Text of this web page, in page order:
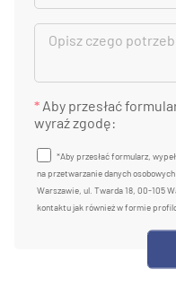
Opisz czego
* Aby przesłać
wyraź zgodę:
*Aby przesłać formularz,
na przetwarzanie danych
Warszawie, ul. Twarda 18, 00-105
kontaktu jak również w formie